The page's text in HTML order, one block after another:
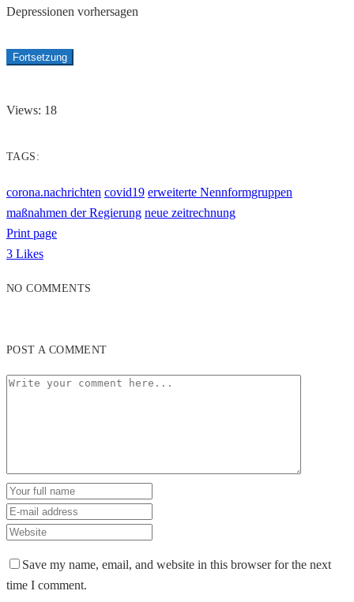
Depressionen vorhersagen
Fortsetzung
Views: 18
TAGS:
corona.nachrichten covid19 erweiterte Nennformgruppen
maßnahmen der Regierung neue zeitrechnung
Print page
3 Likes
NO COMMENTS
POST A COMMENT
Save my name, email, and website in this browser for the next
time I comment.